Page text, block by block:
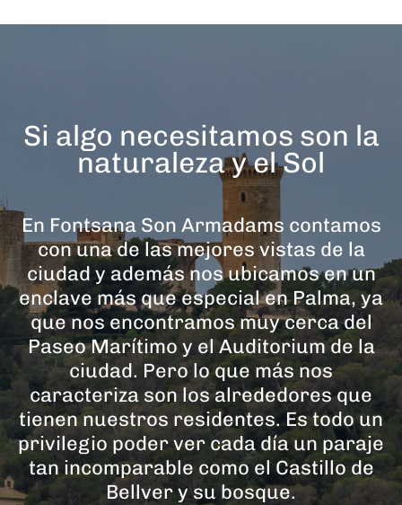
Si algo necesitamos son la
naturaleza y el Sol
En Fontsana Son Armadams contamos
con una de las mejores vistas de la
ciudad y además nos ubicamos en un
enclave más que especial en Palma, ya
que nos encontramos muy cerca del
Paseo Marítimo y el Auditorium de la
ciudad. Pero lo que más nos
caracteriza son los alrededores que
tienen nuestros residentes. Es todo un
privilegio poder ver cada día un paraje
tan incomparable como el Castillo de
Bellver y su bosque.